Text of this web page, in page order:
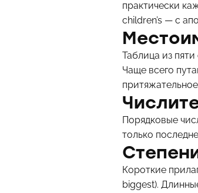
практически
children’s — с
Таблица из
Чаще всего
Порядковые
только
Короткие
biggest).